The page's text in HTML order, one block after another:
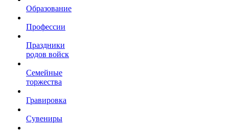
Образование
Профессии
Праздники
родов войск
Семейные
торжества
Гравировка
Сувениры